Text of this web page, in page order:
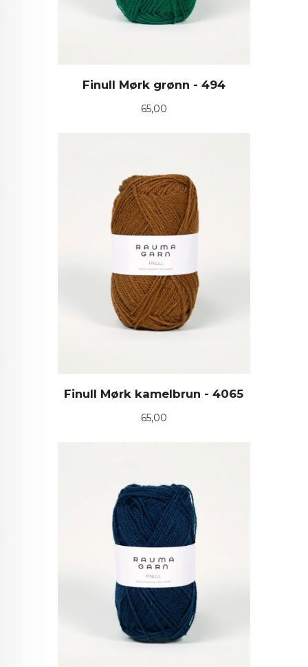
Finull Mørk grønn - 494
Pris
65,00
Finull Mørk kamelbrun - 4065
Pris
65,00